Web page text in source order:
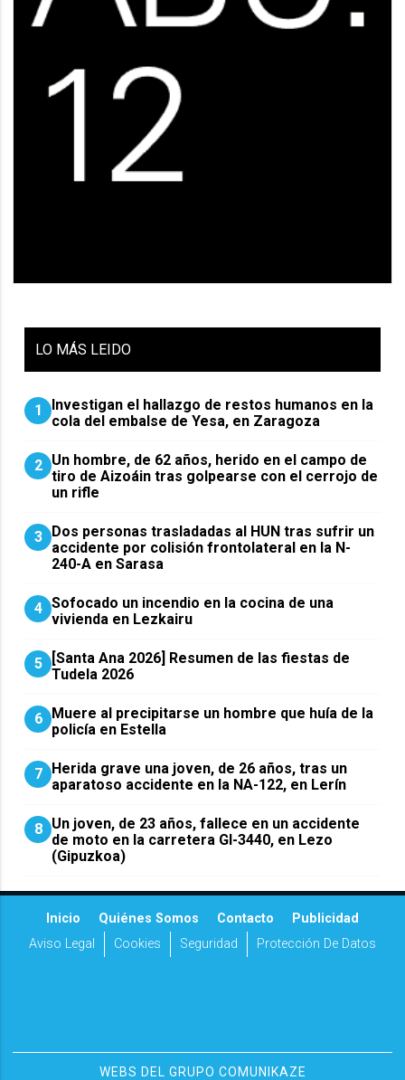
LO MÁS LEIDO
1
Investigan el hallazgo de restos humanos en la
cola del embalse de Yesa, en Zaragoza
2 Un hombre, de 62 años, herido en el campo de
tiro de Aizoáin tras golpearse con el cerrojo de
un rifle
3 ​Dos personas trasladadas al HUN tras sufrir un
accidente por colisión frontolateral en la N-
240-A en Sarasa
4 Sofocado un incendio en la cocina de una
vivienda en Lezkairu
5
[Santa Ana 2026] Resumen de las fiestas de
Tudela 2026
6 Muere al precipitarse un hombre que huía de la
policía en Estella
7 Herida grave una joven, de 26 años, tras un
aparatoso accidente en la NA-122, en Lerín
8 Un joven, de 23 años, fallece en un accidente
de moto en la carretera GI-3440, en Lezo
(Gipuzkoa)
Inicio Quiénes Somos Contacto
Publicidad
Aviso Legal
Cookies Seguridad Protección De Datos
WEBS DEL GRUPO COMUNIKAZE